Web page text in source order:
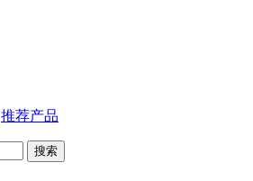
推荐产品
搜索